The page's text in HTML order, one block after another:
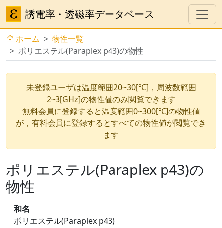
誘電率・透磁率データベース
ホーム
物性一覧
ポリエステル(Paraplex p43)の物性
未登録ユーザは温度範囲20~30[℃]，周波数範囲
2~3[GHz]の物性値のみ閲覧できます
無料会員に登録すると温度範囲0~300[℃]の物性値
が，有料会員に登録するとすべての物性値が閲覧でき
ます
ポリエステル(Paraplex p43)の
物性
和名
ポリエステル(Paraplex p43)